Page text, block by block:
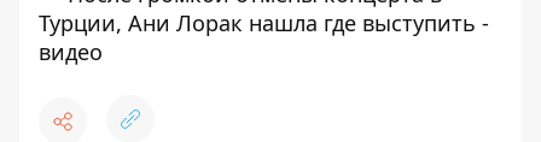
Турции, Ани Лорак нашла где выступить -
видео